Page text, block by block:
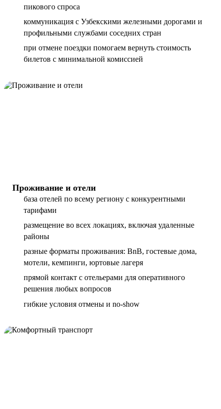
пикового спроса
коммуникация с Узбекскими железными дорогами и
профильными службами соседних стран
при отмене поездки помогаем вернуть стоимость
билетов с минимальной комиссией
Проживание и отели
база отелей по всему региону с конкурентными
тарифами
размещение во всех локациях, включая удаленные
районы
разные форматы проживания: BnB, гостевые дома,
мотели, кемпинги, юртовые лагеря
прямой контакт с отельерами для оперативного
решения любых вопросов
гибкие условия отмены и no-show